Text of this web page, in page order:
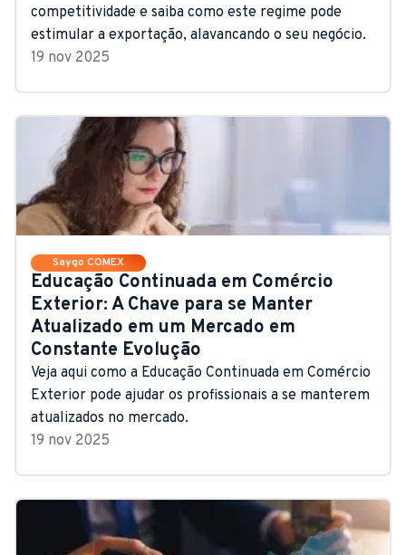
competitividade e saiba como este regime pode
estimular a exportação, alavancando o seu negócio.
19 nov 2025
Saygo COMEX
Educação Continuada em Comércio
Exterior: A Chave para se Manter
Atualizado em um Mercado em
Constante Evolução
Veja aqui como a Educação Continuada em Comércio
Exterior pode ajudar os profissionais a se manterem
atualizados no mercado.
19 nov 2025